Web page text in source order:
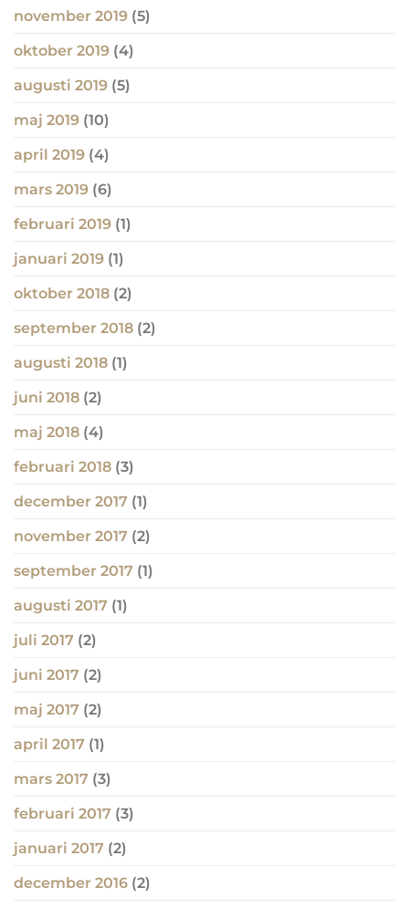
november 2019 (5)
oktober 2019 (4)
augusti 2019 (5)
maj 2019 (10)
april 2019 (4)
mars 2019 (6)
februari 2019 (1)
januari 2019 (1)
oktober 2018 (2)
september 2018 (2)
augusti 2018 (1)
juni 2018 (2)
maj 2018 (4)
februari 2018 (3)
december 2017 (1)
november 2017 (2)
september 2017 (1)
augusti 2017 (1)
juli 2017 (2)
juni 2017 (2)
maj 2017 (2)
april 2017 (1)
mars 2017 (3)
februari 2017 (3)
januari 2017 (2)
december 2016 (2)